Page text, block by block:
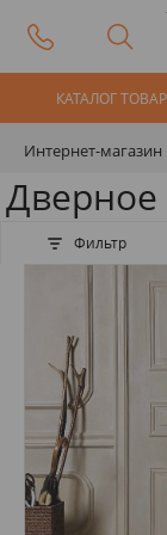
КАТАЛОГ
Интернет-магазин
Фильтр